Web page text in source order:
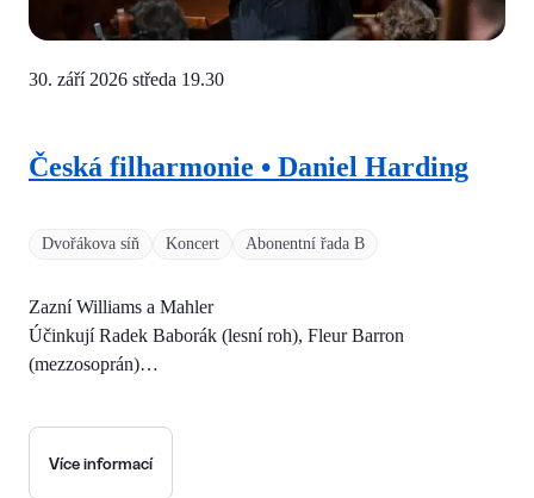
Dvořákova síň Koncert Abonentní řada B
Česká filharmonie • Daniel Harding
Zazní Williams a Mahler
Účinkují Radek Baborák (lesní roh), Fleur Barron
(mezzosoprán)…
30. září 2026 středa 19.30
Více informací